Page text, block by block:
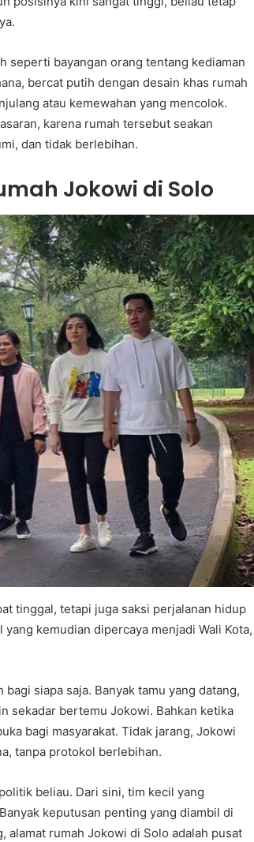
seperti bayangan orang tentang kediaman
bercat putih dengan desain khas rumah
atau kemewahan yang mencolok.
karena rumah tersebut seakan
dan tidak berlebihan.
Jokowi di Solo
tinggal, tetapi juga saksi perjalanan hidup
kemudian dipercaya menjadi Wali Kota,
siapa saja. Banyak tamu yang datang,
sekadar bertemu Jokowi. Bahkan ketika
bagi masyarakat. Tidak jarang, Jokowi
tanpa protokol berlebihan.
beliau. Dari sini, tim kecil yang
keputusan penting yang diambil di
alamat rumah Jokowi di Solo adalah pusat